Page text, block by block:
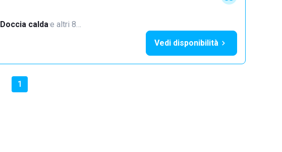
Doccia calda·e altri 8…
Vedi disponibilità
1